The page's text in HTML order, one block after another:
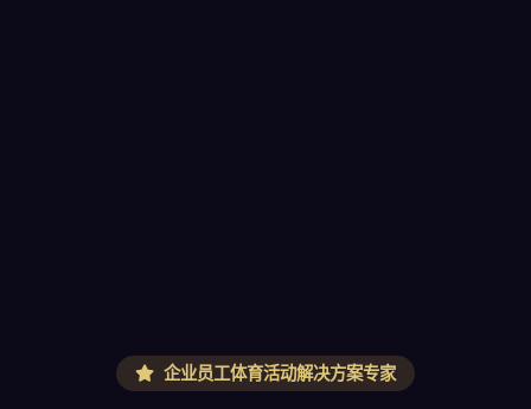
企业员工体育活动解决方案专家